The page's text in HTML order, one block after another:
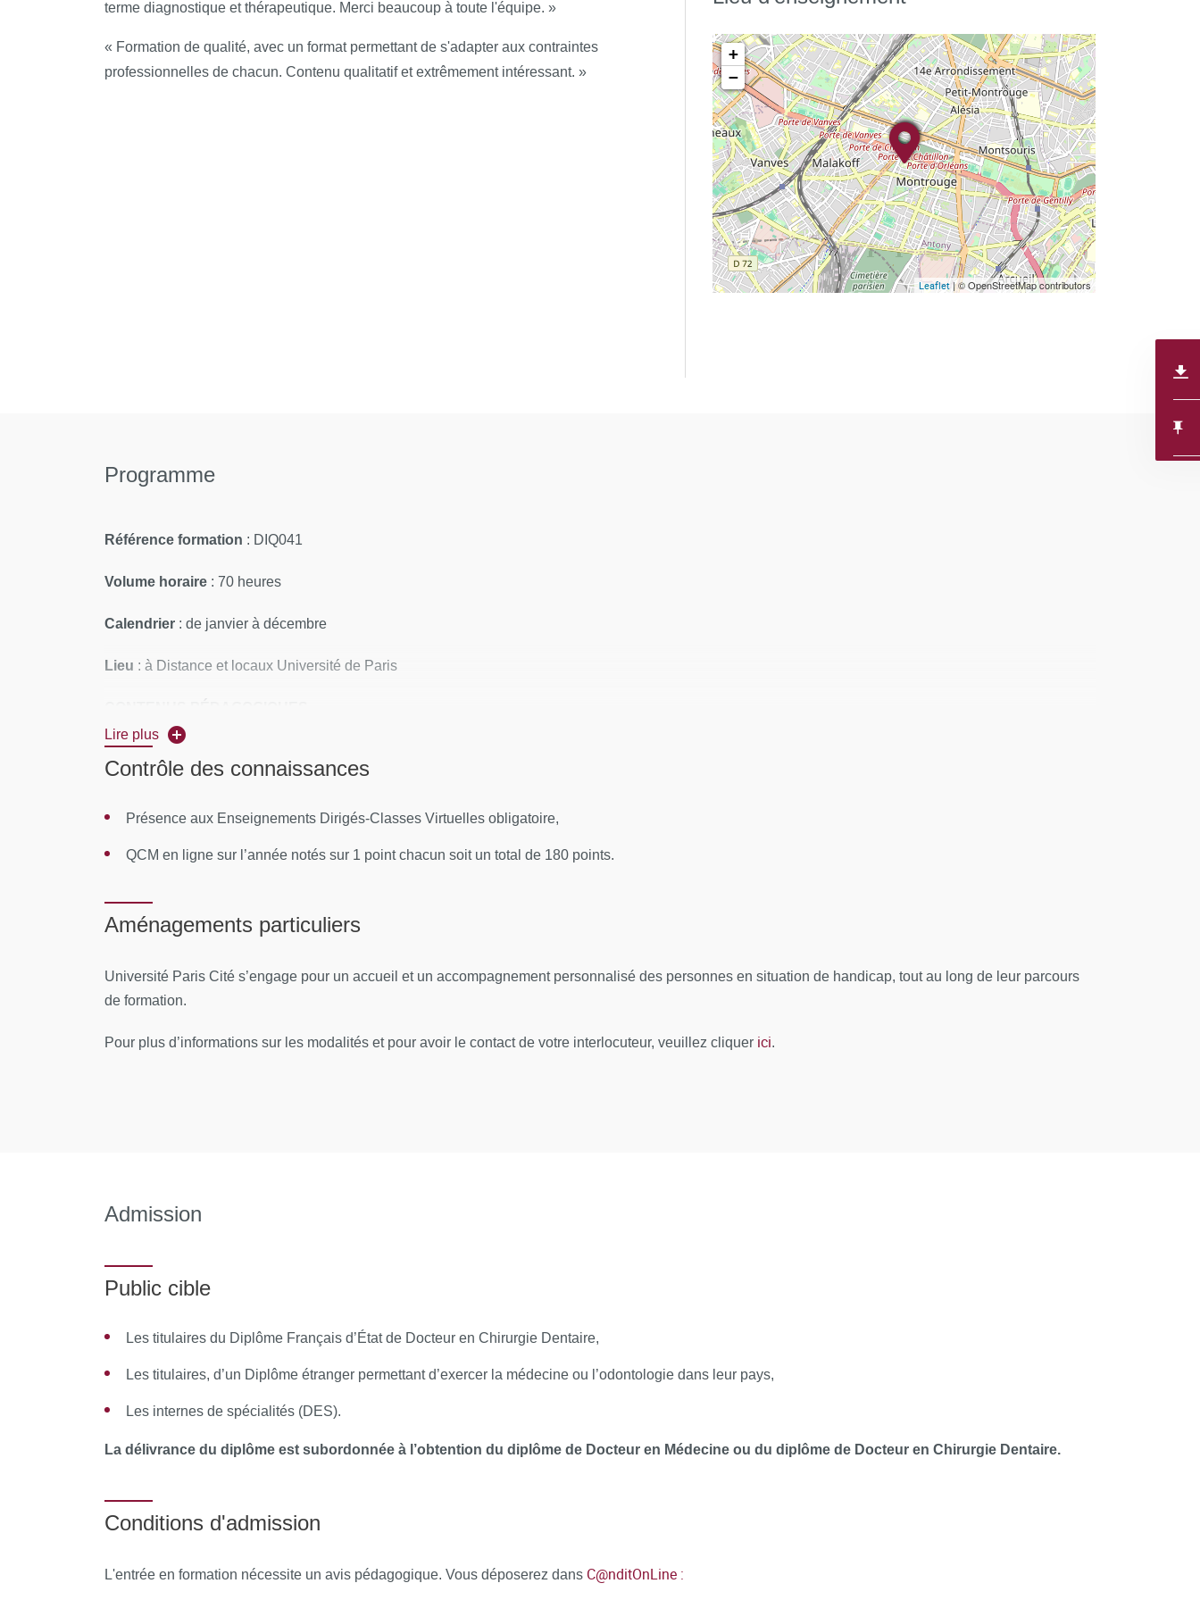
Connaitre les pathologies inductrices et leur prise en charge.
terme diagnostique et thérapeutique. Merci beaucoup à toute l'équipe. »
« Formation de qualité, avec un format permettant de s'adapter aux contraintes
professionnelles de chacun. Contenu qualitatif et extrêmement intéressant. »
+
−
Leaflet| © OpenStreetMap contributors
Programme
Référence formation : DIQ041
Volume horaire : 70 heures
Calendrier : de janvier à décembre
Lieu : à Distance et locaux Université de Paris
Bases fondamentales
Histologie de la cavité orale
Salivation et gustation
Examens complémentaires orientés
Modifications physiologiques
Annonce d’une mauvaise nouvelle
Diagnostic et prise en charge des pathologies orales selon la lésion élémentaire.
Ulcérations
Bulles
Vésicules
Œdèmes histaminiques et non histaminiques
Pathologies orales et cancers
Les lésions à potentiel malin
Sevrage tabagique
Lire plus
Contrôle des connaissances
Présence aux Enseignements Dirigés-Classes Virtuelles obligatoire,
QCM en ligne sur l’année notés sur 1 point chacun soit un total de 180 points.
Aménagements particuliers
Université Paris Cité s’engage pour un accueil et un accompagnement personnalisé des personnes en situation de handicap, tout au long de leur parcours
de formation.
Pour plus d’informations sur les modalités et pour avoir le contact de votre interlocuteur, veuillez cliquer ici.
Admission
Public cible
Les titulaires du Diplôme Français d’État de Docteur en Chirurgie Dentaire,
Les titulaires, d’un Diplôme étranger permettant d’exercer la médecine ou l’odontologie dans leur pays,
Les internes de spécialités (DES).
La délivrance du diplôme est subordonnée à l’obtention du diplôme de Docteur en Médecine ou du diplôme de Docteur en Chirurgie Dentaire.
Conditions d'admission
L'entrée en formation nécessite un avis pédagogique. Vous déposerez dans C@nditOnLine :